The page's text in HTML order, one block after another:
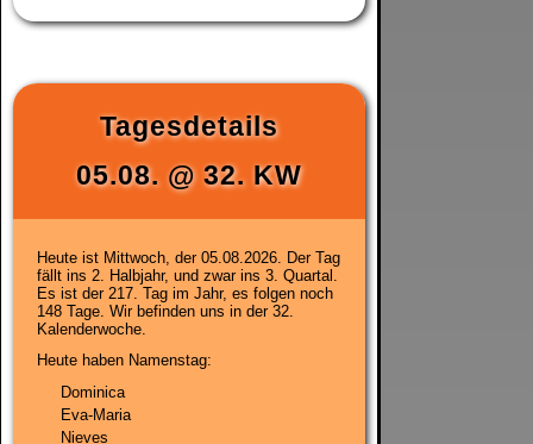
Tagesdetails
05.08. @ 32. KW
Heute ist Mittwoch, der 05.08.2026. Der Tag
fällt ins 2. Halbjahr, und zwar ins 3. Quartal.
Es ist der 217. Tag im Jahr, es folgen noch
148 Tage. Wir befinden uns in der 32.
Kalenderwoche.
Heute haben Namenstag:
Dominica
Eva-Maria
Nieves